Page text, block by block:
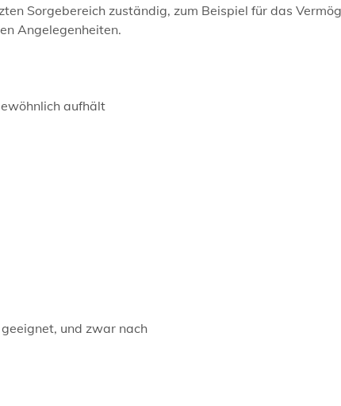
Sorgebereich zuständig, zum Beispiel für das
Angelegenheiten.
aufhält
und zwar nach